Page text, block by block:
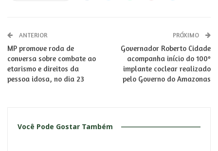
ANTERIOR
MP promove roda de
conversa sobre combate ao
etarismo e direitos da
pessoa idosa, no dia 23
PRÓXIMO
Governador Roberto Cidade
acompanha início do 100º
implante coclear realizado
pelo Governo do Amazonas
Você Pode Gostar Também